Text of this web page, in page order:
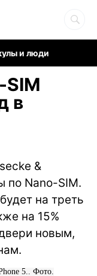
и люди
в
&
по Nano-SIM.
на треть
на 15%
новым,